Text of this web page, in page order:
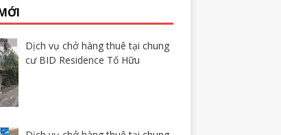
Dịch vụ chở hàng thuê tại chung
cư BID Residence Tố Hữu